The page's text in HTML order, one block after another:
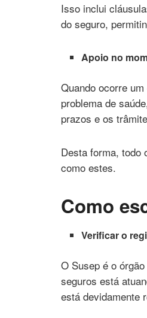
Isso inclui
do seguro,
Apoio no
Quando ocorre
problema de
prazos e os
Desta forma, todo
como estes.
Como
Verificar o
O Susep é o
seguros está
está devidamente